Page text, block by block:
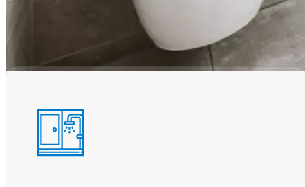
Professioneel gereedschap, juiste materialen en
voor duurzaam, waterdicht en perfect